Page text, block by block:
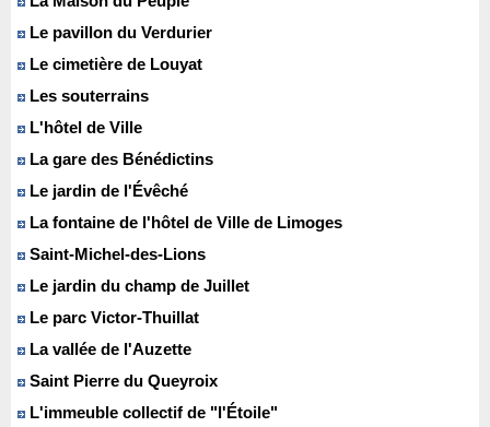
Le pavillon du Verdurier
Le cimetière de Louyat
Les souterrains
L'hôtel de Ville
La gare des Bénédictins
Le jardin de l'Évêché
La fontaine de l'hôtel de Ville de Limoges
Saint-Michel-des-Lions
Le jardin du champ de Juillet
Le parc Victor-Thuillat
La vallée de l'Auzette
Saint Pierre du Queyroix
L'immeuble collectif de "l'Étoile"